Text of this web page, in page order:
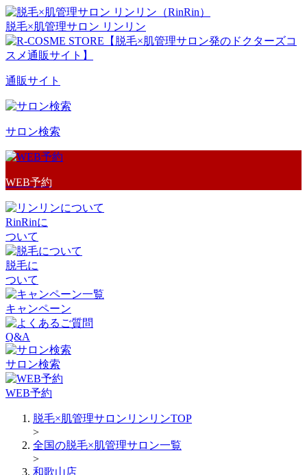
脱毛×肌管理サロン リンリン
通販サイト
サロン検索
WEB予約
RinRinに
ついて
脱毛に
ついて
キャンペーン
Q&A
サロン検索
WEB予約
脱毛×肌管理サロンリンリンTOP
>
全国の脱毛×肌管理サロン一覧
>
和歌山店